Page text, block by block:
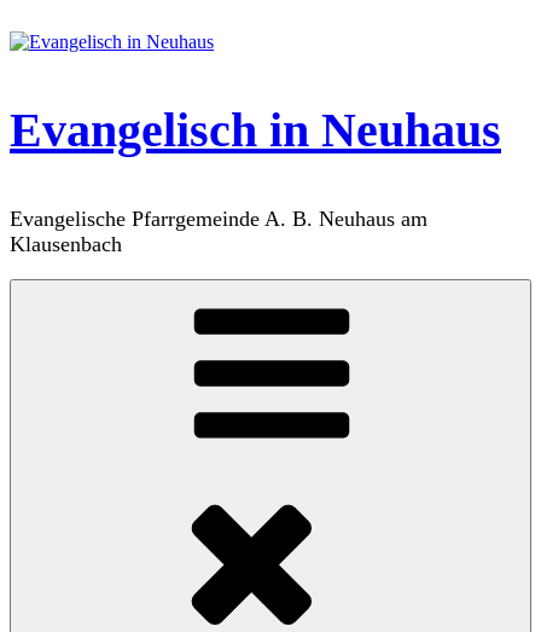
Inhalt
Evangelisch in Neuhaus
Evangelische Pfarrgemeinde A. B. Neuhaus am
Klausenbach